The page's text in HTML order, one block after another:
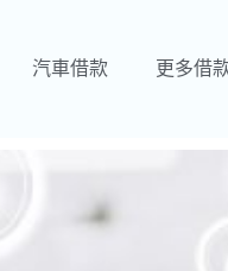
汽車借款 更多借